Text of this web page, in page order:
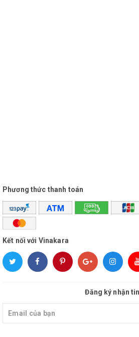
Phương thức thanh toán
Kết nối với Vinakara
Đăng ký nhận tin